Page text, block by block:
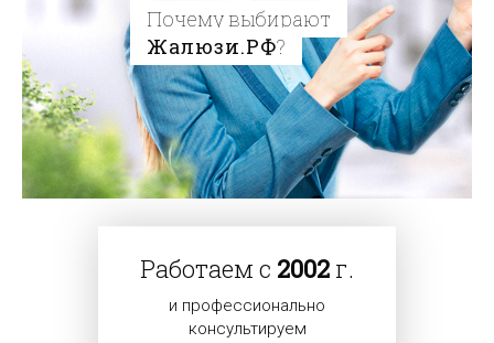
Почему выбирают
Жалюзи.РФ?
Работаем с 2002 г.
и профессионально
консультируем